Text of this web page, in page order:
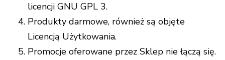
licencji GNU GPL 3.
Produkty darmowe, również są objęte
Licencją Użytkowania.
Promocje oferowane przez Sklep nie łączą się.